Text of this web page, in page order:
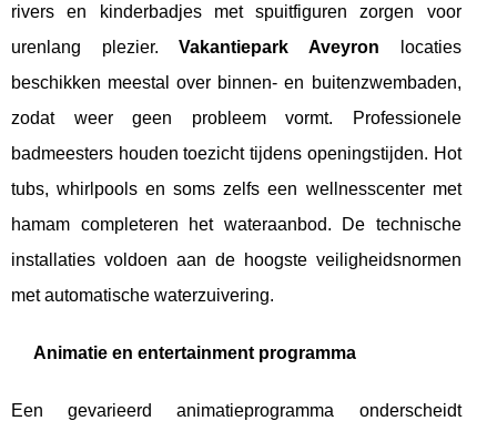
rivers en kinderbadjes met spuitfiguren zorgen voor
urenlang plezier.Vakantiepark Aveyron locaties
beschikken meestal over binnen- en buitenzwembaden,
zodat weer geen probleem vormt. Professionele
badmeesters houden toezicht tijdens openingstijden. Hot
tubs, whirlpools en soms zelfs een wellnesscenter met
hamam completeren het wateraanbod. De technische
installaties voldoen aan de hoogste veiligheidsnormen
met automatische waterzuivering.
Animatie en entertainment programma
Een gevarieerd animatieprogramma onderscheidt